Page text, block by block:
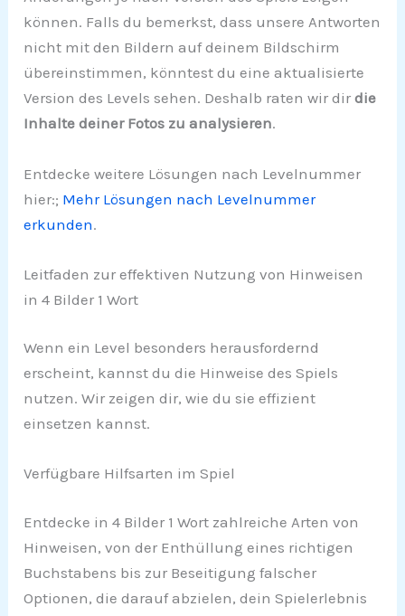
können. Falls du bemerkst, dass unsere Antworten
nicht mit den Bildern auf deinem Bildschirm
übereinstimmen, könntest du eine aktualisierte
Version des Levels sehen. Deshalb raten wir dirdie
Inhalte deiner Fotos zu analysieren.
Entdecke weitere Lösungen nach Levelnummer
hier:; Mehr Lösungen nach Levelnummer
erkunden.
Leitfaden zur effektiven Nutzung von Hinweisen
in 4 Bilder 1 Wort
Wenn ein Level besonders herausfordernd
erscheint, kannst du die Hinweise des Spiels
nutzen. Wir zeigen dir, wie du sie effizient
einsetzen kannst.
Verfügbare Hilfsarten im Spiel
Entdecke in 4 Bilder 1 Wort zahlreiche Arten von
Hinweisen, von der Enthüllung eines richtigen
Buchstabens bis zur Beseitigung falscher
Optionen, die darauf abzielen, dein Spielerlebnis